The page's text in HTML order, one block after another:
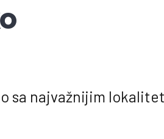
najvažnijim